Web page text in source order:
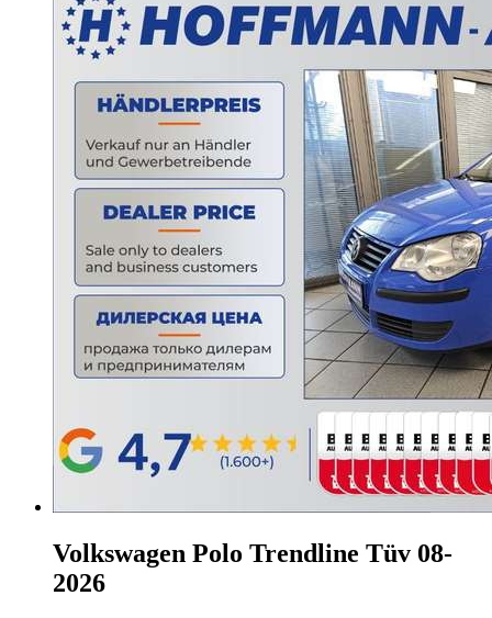
Volkswagen Polo Trendline Tüv 08-
2026